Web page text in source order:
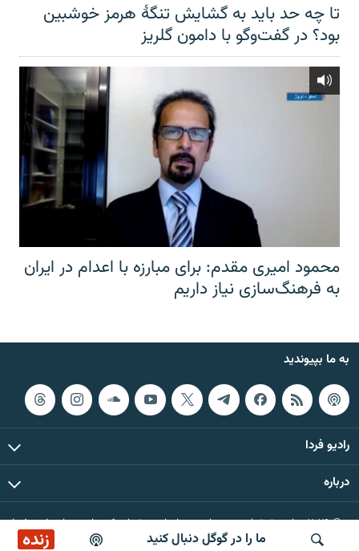
ما را در گوگل دنبال کنید زنده
تا چه حد باید به گشایش تنگهٔ هرمز خوشبین
بود؟ در گفت‌وگو با دامون گلریز
محمود امیری مقدم: برای مبارزه با اعدام در ایران
به فرهنگ‌سازی نیاز داریم
به ما بپیوندید
رادیو فردا
درباره
© ۲۰۲۶ تمام حقوق این وب‌سایت، بر اساس مقررات کپی‌رایت، برای رادیو فردا
محفوظ است.